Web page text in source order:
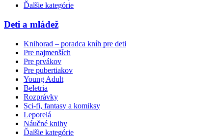
Ďalšie kategórie
Deti a mládež
Knihorad – poradca kníh pre deti
Pre najmenších
Pre prvákov
Pre pubertiakov
Young Adult
Beletria
Rozprávky
Sci-fi, fantasy a komiksy
Leporelá
Náučné knihy
Ďalšie kategórie